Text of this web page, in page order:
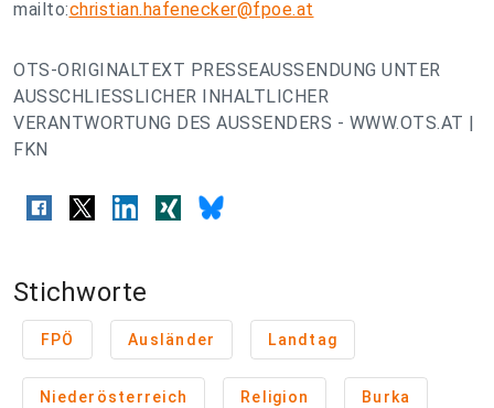
mailto:christian.hafenecker@fpoe.at
OTS-ORIGINALTEXT PRESSEAUSSENDUNG UNTER
AUSSCHLIESSLICHER INHALTLICHER
VERANTWORTUNG DES AUSSENDERS - WWW.OTS.AT |
FKN
Stichworte
FPÖ Ausländer Landtag
Niederösterreich Religion Burka